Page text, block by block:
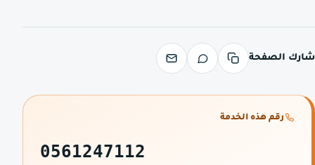
شارك الصفحة
رقم هذه الخدمة
0561247112